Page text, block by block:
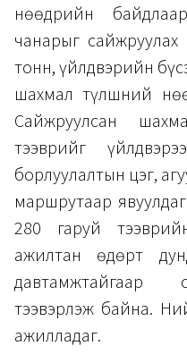
Өнөөдрийн
чанарыг
тонн, үйлдвэрийн
шахмал түлшний
Сайжруулсан
тээврийг
борлуулалтын цэг,
маршрутаар
280 гаруй
ажилтан өдөрт
давтамжтайгаар
тээвэрлэж байна.
ажилладаг.